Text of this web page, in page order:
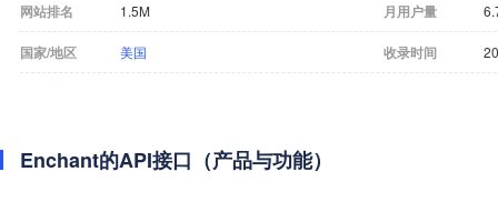
网站排名 1.5M 月用户量
国家/地区 美国 收录时间
Enchant的API接口（产品与功能）